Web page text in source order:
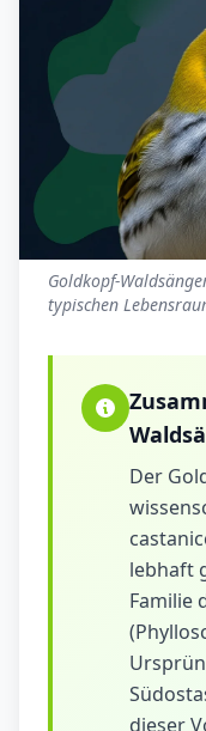
Goldkopf-
typischen
Der
lebhaft
Familie
dieser